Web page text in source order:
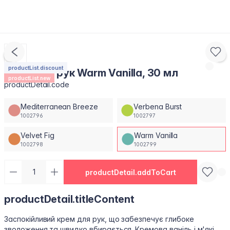
productList.discount
productList.new
Крем для рук Warm Vanilla, 30 мл
productDetail.code
Mediterranean Breeze
1002796
Verbena Burst
1002797
Velvet Fig
1002798
Warm Vanilla
1002799
productDetail.addToCart
productDetail.titleContent
Заспокійливий крем для рук, що забезпечує глибоке